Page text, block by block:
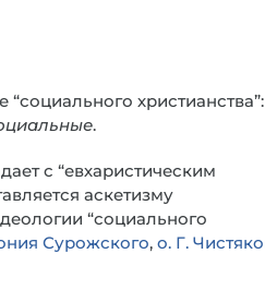
христианства”:
.
с “евхаристическим
аскетизму
“социального
Сурожского, о. Г.